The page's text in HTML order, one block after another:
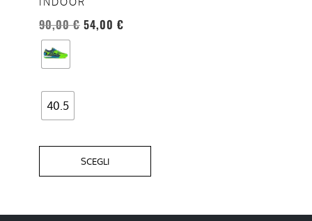
90,00€ 54,00 €
40.5
SCEGLI
possono
essere
scelte
nella
del